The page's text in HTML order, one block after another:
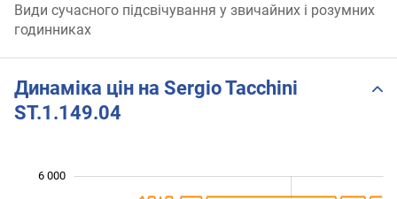
Види сучасного підсвічування у звичайних і розумних
годинниках
Динаміка цін на Sergio Tacchini
ST.1.149.04
6 000